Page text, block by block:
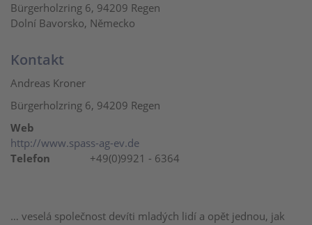
… veselá společnost devíti mladých lidí a opět jednou, jak
Bürgerholzring 6, 94209 Regen
Dolní Bavorsko, Německo
Kontakt
Andreas Kroner
Bürgerholzring 6, 94209 Regen
Web
http://www.spass-ag-ev.de
Telefon
+49(0)9921 - 6364